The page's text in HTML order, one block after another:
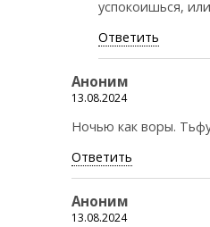
успокоишься,
Ответить
Аноним
13.08.2024
Ночью как воры.
Ответить
Аноним
13.08.2024